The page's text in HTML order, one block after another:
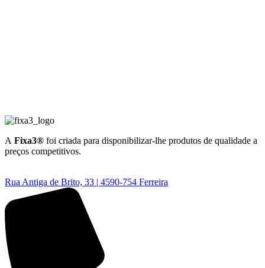
A Fixa3® foi criada para disponibilizar-lhe produtos de qualidade a
preços competitivos.
Rua Antiga de Brito, 33 | 4590-754 Ferreira